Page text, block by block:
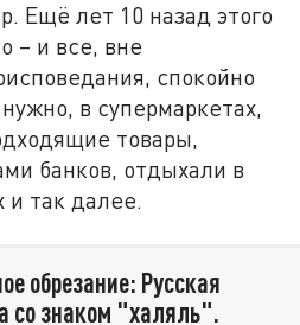
Ещё лет 10 назад этого
– и все, вне
спокойно
в супермаркетах,
товары,
банков, отдыхали в
и так далее.
обрезание: Русская
со знаком "халяль".